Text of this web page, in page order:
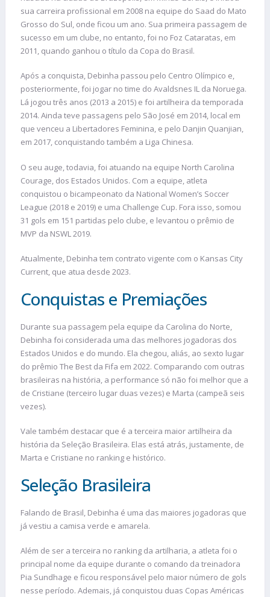
sua carreira profissional em 2008 na equipe do Saad do Mato
Grosso do Sul, onde ficou um ano. Sua primeira passagem de
sucesso em um clube, no entanto, foi no Foz Cataratas, em
2011, quando ganhou o título da Copa do Brasil.
Após a conquista, Debinha passou pelo Centro Olímpico e,
posteriormente, foi jogar no time do Avaldsnes IL da Noruega.
Lá jogou três anos (2013 a 2015) e foi artilheira da temporada
2014. Ainda teve passagens pelo São José em 2014, local em
que venceu a Libertadores Feminina, e pelo Danjin Quanjian,
em 2017, conquistando também a Liga Chinesa.
O seu auge, todavia, foi atuando na equipe North Carolina
Courage, dos Estados Unidos. Com a equipe, atleta
conquistou o bicampeonato da National Women’s Soccer
League (2018 e 2019) e uma Challenge Cup. Fora isso, somou
31 gols em 151 partidas pelo clube, e levantou o prêmio de
MVP da NSWL 2019.
Atualmente, Debinha tem contrato vigente com o Kansas City
Current, que atua desde 2023.
Conquistas e Premiações
Durante sua passagem pela equipe da Carolina do Norte,
Debinha foi considerada uma das melhores jogadoras dos
Estados Unidos e do mundo. Ela chegou, aliás, ao sexto lugar
do prêmio The Best da Fifa em 2022. Comparando com outras
brasileiras na história, a performance só não foi melhor que a
de Cristiane (terceiro lugar duas vezes) e Marta (campeã seis
vezes).
Vale também destacar que é a terceira maior artilheira da
história da Seleção Brasileira. Elas está atrás, justamente, de
Marta e Cristiane no ranking e histórico.
Seleção Brasileira
Falando de Brasil, Debinha é uma das maiores jogadoras que
já vestiu a camisa verde e amarela.
Além de ser a terceira no ranking da artilharia, a atleta foi o
principal nome da equipe durante o comando da treinadora
Pia Sundhage e ficou responsável pelo maior número de gols
nesse período. Ademais, já conquistou duas Copas Américas